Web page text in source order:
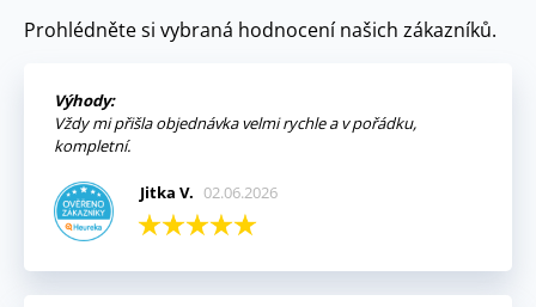
Prohlédněte si vybraná hodnocení našich zákazníků.
Výhody:
Vždy mi přišla objednávka velmi rychle a v pořádku,
kompletní.
Jitka V. 02.06.2026